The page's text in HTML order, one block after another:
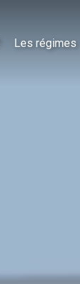
Les régimes